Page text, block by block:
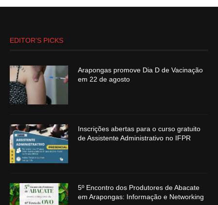
EDITOR’S PICKS
Arapongas promove Dia D de Vacinação
em 22 de agosto
Inscrições abertas para o curso gratuito
de Assistente Administrativo no IFPR
5º Encontro dos Produtores de Abacate
em Arapongas: Informação e Networking